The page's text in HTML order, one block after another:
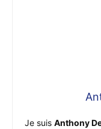
Je suis Anthony